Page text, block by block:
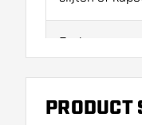
Probeer eens
erachter te
PRODUCT